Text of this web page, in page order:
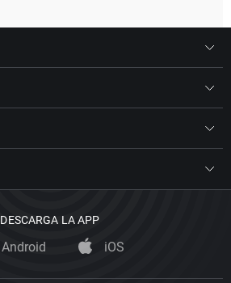
DESCARGA LA APP
Android iOS